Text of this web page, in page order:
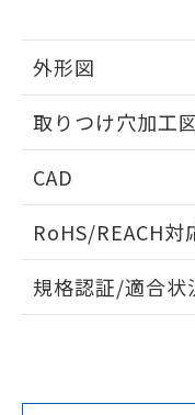
外形図
取りつけ穴加工
CAD
ドすることができ
ダウンロードデータを
RoHS/REACH対
EU RoHS 注意事
規格認証/適合状
および
引・商
をご了承
※当社の
指します
下記の非含有
とができます。
EU RoHS指令
51物質の非含
るもので、過
ものではあり
また、RoHS
荷製品に未対
欄に対応日を
す。